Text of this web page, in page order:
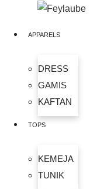
content
APPARELS
DRESS
GAMIS
KAFTAN
TOPS
KEMEJA
TUNIK